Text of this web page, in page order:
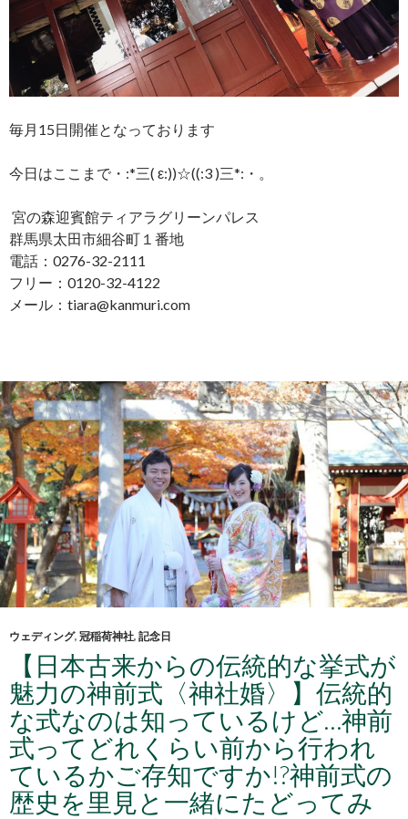
毎月15日開催となっております
今日はここまで・:*三( ε:))☆((:3 )三*:・。
宮の森迎賓館ティアラグリーンパレス
群馬県太田市細谷町１番地
電話：0276-32-2111
フリー：0120-32-4122
メール：tiara@kanmuri.com
ウェディング, 冠稲荷神社, 記念日
【日本古来からの伝統的な挙式が
魅力の神前式〈神社婚〉】伝統的
な式なのは知っているけど…神前
式ってどれくらい前から行われ
ているかご存知ですか!?神前式の
歴史を里見と一緒にたどってみ